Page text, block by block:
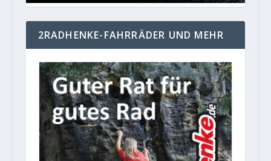
2RADHENKE-FAHRRÄDER UND MEHR